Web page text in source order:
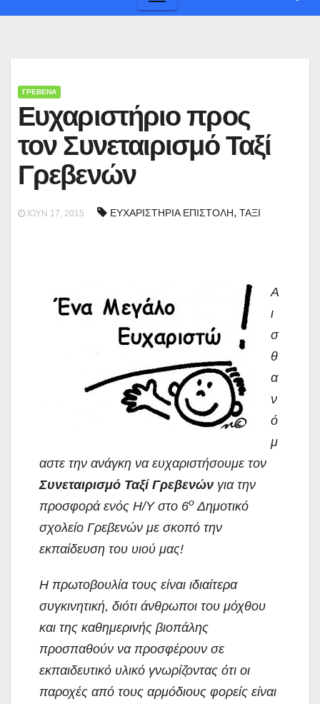
ΓΡΕΒΕΝΑ
Ευχαριστήριο προς
τον Συνεταιρισμό Ταξί
Γρεβενών
ΙΟΎΝ 17, 2015 ΕΥΧΑΡΙΣΤΗΡΙΑ ΕΠΙΣΤΟΛΗ, ΤΑΞΙ
Α
ι
σ
θ
α
ν
ό
μ
αστε την ανάγκη να ευχαριστήσουμε τον
Συνεταιρισμό Ταξί Γρεβενών για την
προσφορά ενός Η/Υ στο 6ο Δημοτικό
σχολείο Γρεβενών με σκοπό την
εκπαίδευση του υιού μας!
Η πρωτοβουλία τους είναι ιδιαίτερα
συγκινητική, διότι άνθρωποι του μόχθου
και της καθημερινής βιοπάλης
προσπαθούν να προσφέρουν σε
εκπαιδευτικό υλικό γνωρίζοντας ότι οι
παροχές από τους αρμόδιους φορείς είναι